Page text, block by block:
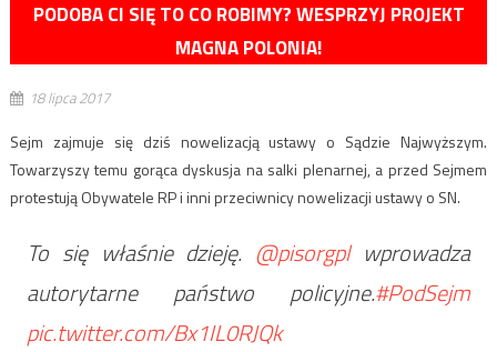
PODOBA CI SIĘ TO CO ROBIMY? WESPRZYJ PROJEKT
MAGNA POLONIA!
18 lipca 2017
Sejm zajmuje się dziś nowelizacją ustawy o Sądzie Najwyższym.
Towarzyszy temu gorąca dyskusja na salki plenarnej, a przed Sejmem
protestują Obywatele RP i inni przeciwnicy nowelizacji ustawy o SN.
To się właśnie dzieję. @pisorgplwprowadza
autorytarne państwo policyjne.#PodSejm
pic.twitter.com/Bx1IL0RJQk